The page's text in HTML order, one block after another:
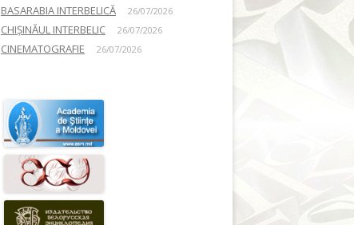
BASARABIA INTERBELICĂ 26/07/2026
CHIȘINĂUL INTERBELIC 26/07/2026
CINEMATOGRAFIE 26/07/2026